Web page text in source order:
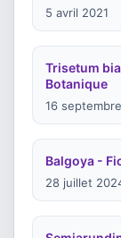
5 avril 2021
Trisetum
Botanique
16
Balgoya -
28 juillet